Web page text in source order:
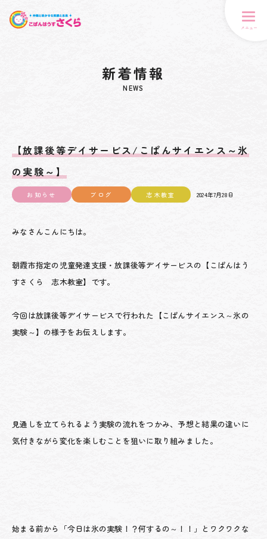
メニュー
新着情報
NEWS
【放課後等デイサービス/こぱんサイエンス～氷
の実験～】
お知らせ ブログ 志木教室 2024年7月28日
みなさんこんにちは。
朝霞市指定の児童発達支援・放課後等デイサービスの【こぱんはう
すさくら 志木教室】です。
今回は放課後等デイサービスで行われた【こぱんサイエンス～氷の
実験～】の様子をお伝えします。
見通しを立てられるよう実験の流れをつかみ、予想と結果の違いに
気付きながら変化を楽しむことを狙いに取り組みました。
始まる前から「今日は氷の実験！？何するの～！！」とワクワクな